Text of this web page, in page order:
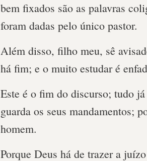
bem fixados são as palavras
foram dadas pelo único pastor.
Além disso, filho meu, sê
há fim; e o muito estudar é
Este é o fim do discurso; tudo
guarda os seus mandamentos;
homem.
Porque Deus há de trazer a